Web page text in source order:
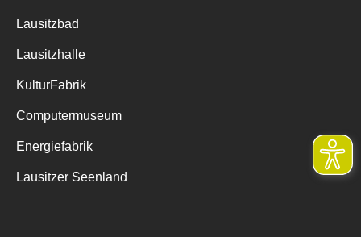
Lausitzbad
Lausitzhalle
KulturFabrik
Computermuseum
Energiefabrik
Lausitzer Seenland